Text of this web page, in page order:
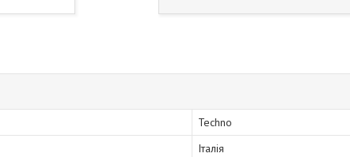
Techno
Італія